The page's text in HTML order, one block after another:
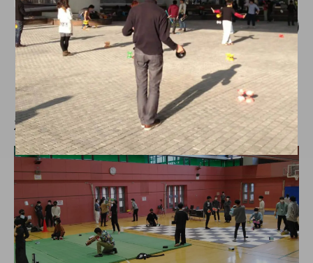
【中止】「第六回 中部学生ジャグリング
大会」、審査員とゲストステージを公
開。ゲストは田多加津輝氏。
2019.11.02
新着記事